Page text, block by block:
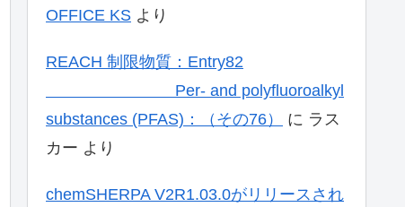
OFFICE KS より
REACH 制限物質：Entry82
Per- and polyfluoroalkyl
substances (PFAS)：（その76）
に ラス
カー より
chemSHERPA V2R1.03.0がリリースされ